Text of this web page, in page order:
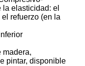
elasticidad: el
refuerzo (en la
pintar, disponible